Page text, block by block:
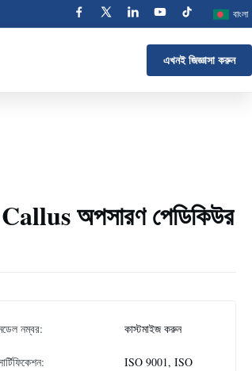
বাংলা
এখনই জিজ্ঞাসা করুন
Callus অপসারণ পেডিকিউর
নম্বর: কাস্টমাইজ করুন
ISO 9001, ISO